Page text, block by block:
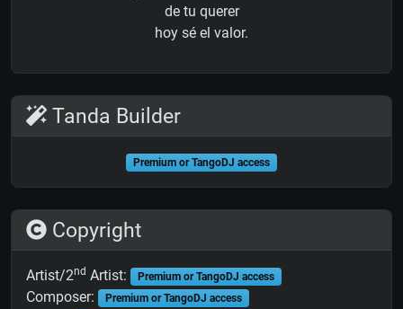
de tu querer
hoy sé el valor.
Tanda Builder
Premium or TangoDJ access
Copyright
Artist/2nd Artist: Premium or TangoDJ access
Composer: Premium or TangoDJ access